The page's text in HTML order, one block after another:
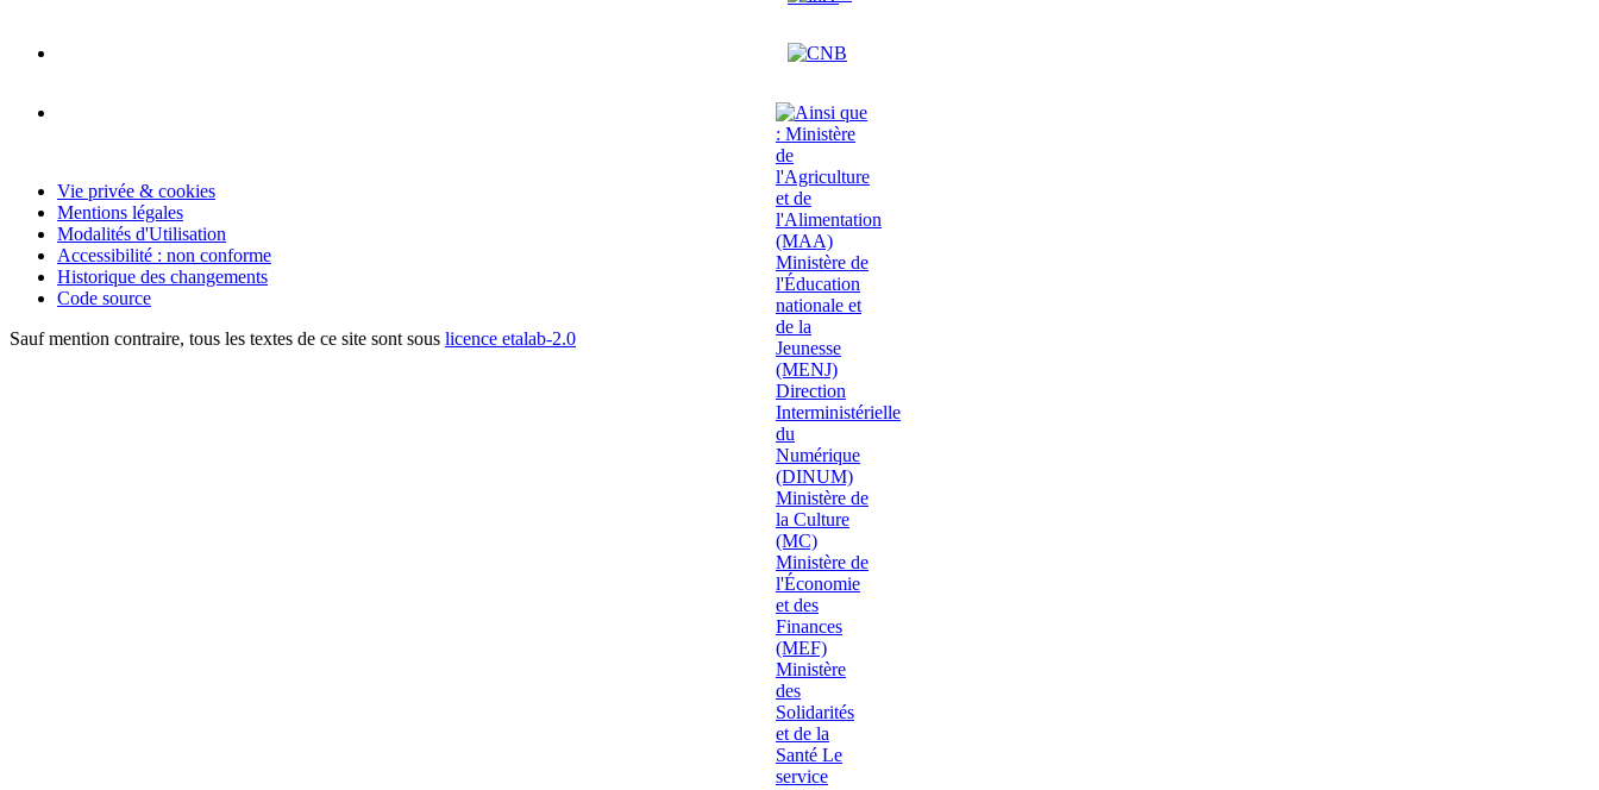
Vie privée & cookies
Mentions légales
Modalités d'Utilisation
Accessibilité : non conforme
Historique des changements
Code source
Sauf mention contraire, tous les textes de ce site sont sous licence etalab-2.0